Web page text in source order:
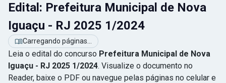
Edital: Prefeitura Municipal de Nova
Iguaçu - RJ 2025 1/2024
Carregando páginas...
Leia o edital do concurso Prefeitura Municipal de Nova
Iguaçu - RJ 2025 1/2024. Visualize o documento no
Reader, baixe o PDF ou navegue pelas páginas no celular e